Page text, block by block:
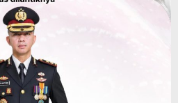
Sempat Alami
Api Berhasil
Kalsel
Aksi di Lapangan